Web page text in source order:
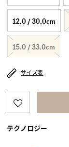
12.0 / 30.0cm
15.0 / 33.0cm
サイズ表
テクノロジー